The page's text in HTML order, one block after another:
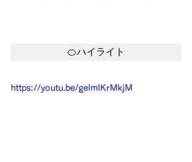
🍊ハイライト
https://youtu.be/gelmIKrMkjM